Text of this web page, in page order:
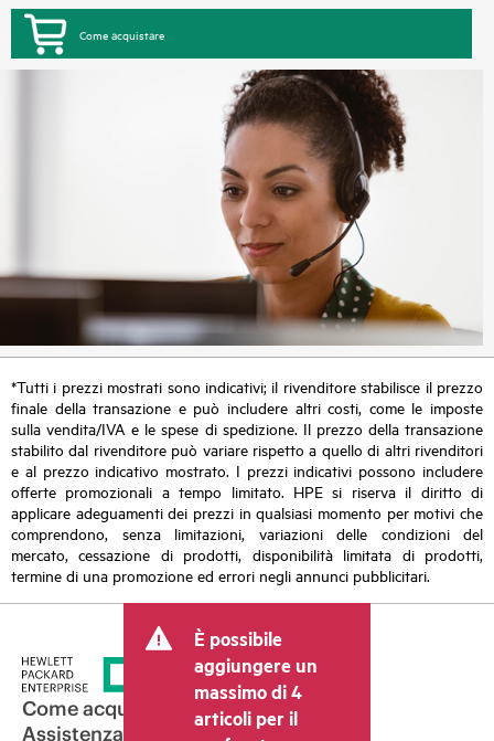
Come acquistare
*Tutti i prezzi mostrati sono indicativi; il rivenditore stabilisce il prezzo
finale della transazione e può includere altri costi, come le imposte
sulla vendita/IVA e le spese di spedizione. Il prezzo della transazione
stabilito dal rivenditore può variare rispetto a quello di altri rivenditori
e al prezzo indicativo mostrato. I prezzi indicativi possono includere
offerte promozionali a tempo limitato. HPE si riserva il diritto di
applicare adeguamenti dei prezzi in qualsiasi momento per motivi che
comprendono, senza limitazioni, variazioni delle condizioni del
mercato, cessazione di prodotti, disponibilità limitata di prodotti,
termine di una promozione ed errori negli annunci pubblicitari.
È possibile
aggiungere un
massimo di 4
articoli per il
Come acquistare
Assistenza per i prodotti